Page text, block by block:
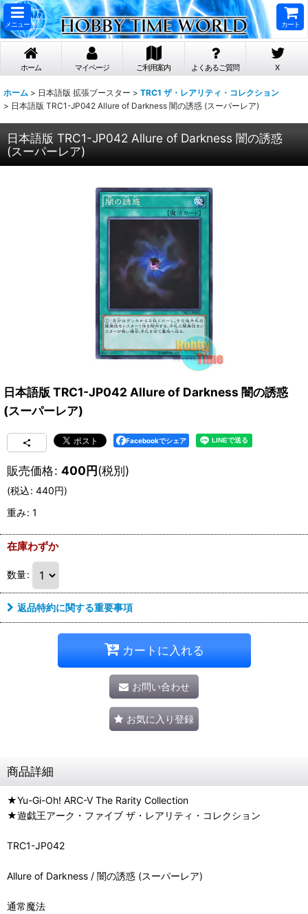
メニュー カート
ホーム マイページ ご利用案内 よくあるご質問 X
ホーム > 日本語版 拡張ブースター > TRC1 ザ・レアリティ・コレクション
> 日本語版 TRC1-JP042 Allure of Darkness 闇の誘惑 (スーパーレア)
日本語版 TRC1-JP042 Allure of Darkness 闇の誘惑
(スーパーレア)
日本語版 TRC1-JP042 Allure of Darkness 闇の誘惑
(スーパーレア)
Facebookでシェア
販売価格: 400円(税別)
(税込: 440円)
重み: 1
在庫わずか
数量:
返品特約に関する重要事項
カートに入れる
お問い合わせ
お気に入り登録
商品詳細
★Yu-Gi-Oh! ARC-V The Rarity Collection
★遊戯王アーク・ファイブ ザ・レアリティ・コレクション
TRC1-JP042
Allure of Darkness / 闇の誘惑 (スーパーレア)
通常魔法